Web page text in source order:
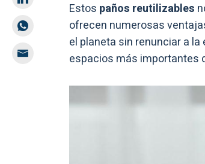
Estos paños reutilizables
ofrecen numerosas
el planeta sin renunciar a
espacios más importantes